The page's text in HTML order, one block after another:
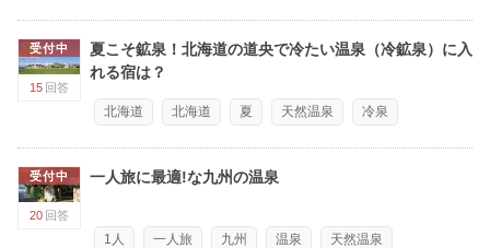
受付中
15 回答
夏こそ鉱泉！北海道の道央で冷たい温泉（冷鉱泉）に入
れる宿は？
北海道 北海道 夏 天然温泉 冷泉
受付中
20 回答
一人旅に最適!な九州の温泉
1人 一人旅 九州 温泉 天然温泉